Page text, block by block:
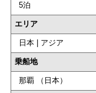
5泊
エリア
日本 | アジア
乗船地
那覇 （日本）